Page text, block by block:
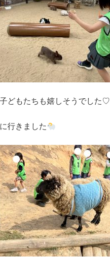
どもたちも嬉しそうでした♡
行きました